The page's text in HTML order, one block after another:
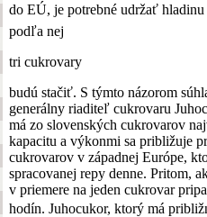
do EÚ, je potrebné udržať hladinu
podľa nej
tri cukrovary
budú stačiť. S týmto názorom
generálny riaditeľ cukrovaru
má zo slovenských cukrovarov
kapacitu a výkonmi sa približuje
cukrovarov v západnej Európe,
spracovanej repy denne. Pritom,
v priemere na jeden cukrovar
hodín. Juhocukor, ktorý má